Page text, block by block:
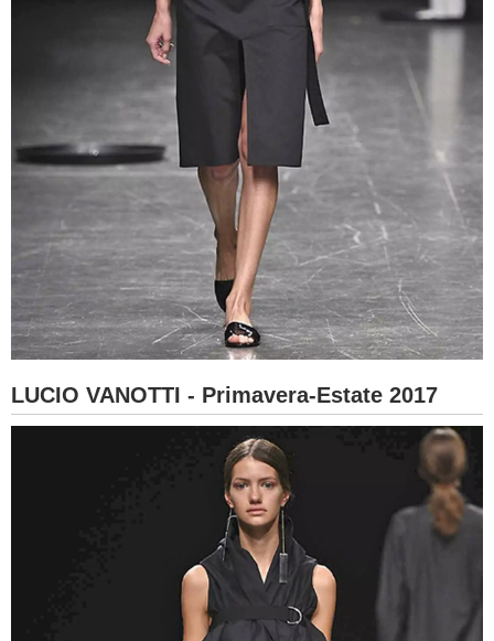
LUCIO VANOTTI - Primavera-Estate 2017